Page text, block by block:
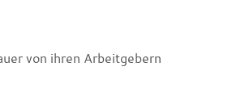
von ihren Arbeitgebern